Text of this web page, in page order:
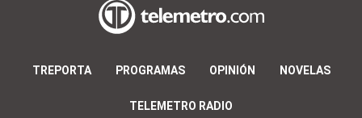
TREPORTA PROGRAMAS OPINIÓN NOVELAS
TELEMETRO RADIO